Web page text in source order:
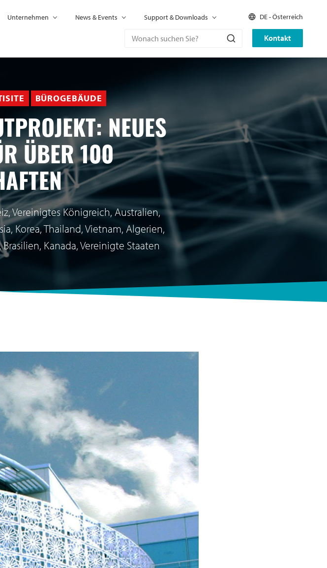
Kontakt
Unternehmen News & Events Support & Downloads DE - Österreich
BÜROGEBÄUDE
NEUES
ÜBER 100
Vereinigtes Königreich, Australien,
Korea, Thailand, Vietnam, Algerien,
Kanada, Vereinigte Staaten